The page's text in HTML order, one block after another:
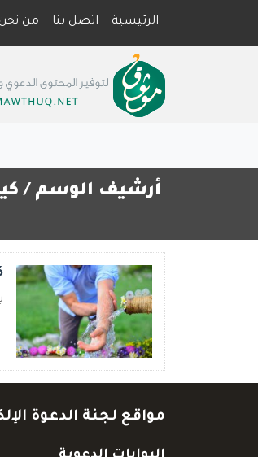
الرئيسية اتصل بنا من نحن
أرشيف الوسم /
مواقع لجنة الدعوة